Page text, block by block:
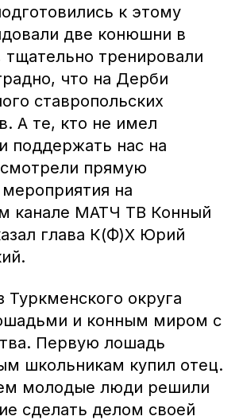
к этому
две конюшни в
тщательно тренировали
что на Дерби
ставропольских
А те, кто не имел
поддержать нас на
прямую
на
канале МАТЧ ТВ Конный
глава К(Ф)Х Юрий
Туркменского округа
и конным миром с
Первую лошадь
школьникам купил отец.
молодые люди решили
сделать делом своей